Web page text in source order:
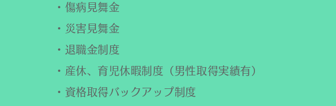
・傷病見舞金
・災害見舞金
・退職金制度
・産休、育児休暇制度（男性取得実績有）
・資格取得バックアップ制度